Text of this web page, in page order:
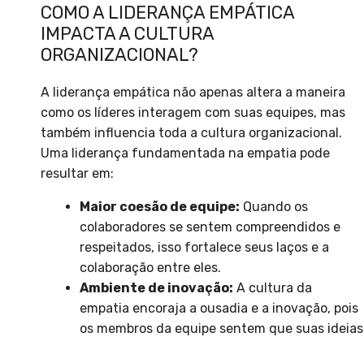
COMO A LIDERANÇA EMPÁTICA
IMPACTA A CULTURA
ORGANIZACIONAL?
A liderança empática não apenas altera a maneira
como os líderes interagem com suas equipes, mas
também influencia toda a cultura organizacional.
Uma liderança fundamentada na empatia pode
resultar em:
Maior coesão de equipe: Quando os
colaboradores se sentem compreendidos e
respeitados, isso fortalece seus laços e a
colaboração entre eles.
Ambiente de inovação: A cultura da
empatia encoraja a ousadia e a inovação, pois
os membros da equipe sentem que suas ideias